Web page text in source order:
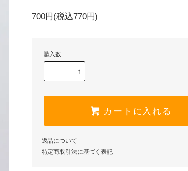
700円(税込770円)
購入数
カートに入れる
返品について
特定商取引法に基づく表記